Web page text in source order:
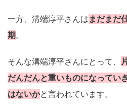
一方、溝端淳平さんは まだまだ
期。
そんな溝端淳平さんにとって、
だんだんと重いものになってい
はないかと言われています。